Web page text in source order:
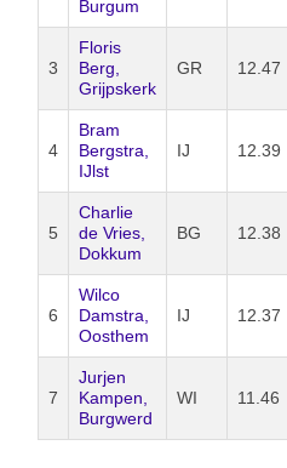
Burgum
3
Floris
Berg,
Grijpskerk
GR 12.47
4
Bram
Bergstra,
IJlst
IJ 12.39
5
Charlie
de Vries,
Dokkum
BG 12.38
6
Wilco
Damstra,
Oosthem
IJ 12.37
7
Jurjen
Kampen,
Burgwerd
WI 11.46